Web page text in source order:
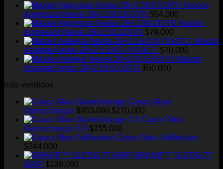
Maxxis
Aggressor Kevlar 29×2.50 EXO/TR $54.000
Maxxis
Aggressor Kevlar 29×2.50 DD/TR $79.000
Maxxis
Assegai Kevlar 29×2.5 EXO+/TR/3CT $70.000
Maxxis
Assegai Kevlar 29×2.50 EXO/TR $50.000
más vendidos
Casco Abus
Gamechanger $203.000 El
precio
original
era:
$170.000
precio
es:
Casco Abus
Gamechanger 2.0 $255.000
Casco Abus AirBreaker
$244.000
GRANIT™ SLEDG 77
GRIP $128.000